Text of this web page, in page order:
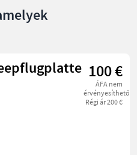
100 €
ÁFA nem
érvényesíthető
Régi ár 200 €